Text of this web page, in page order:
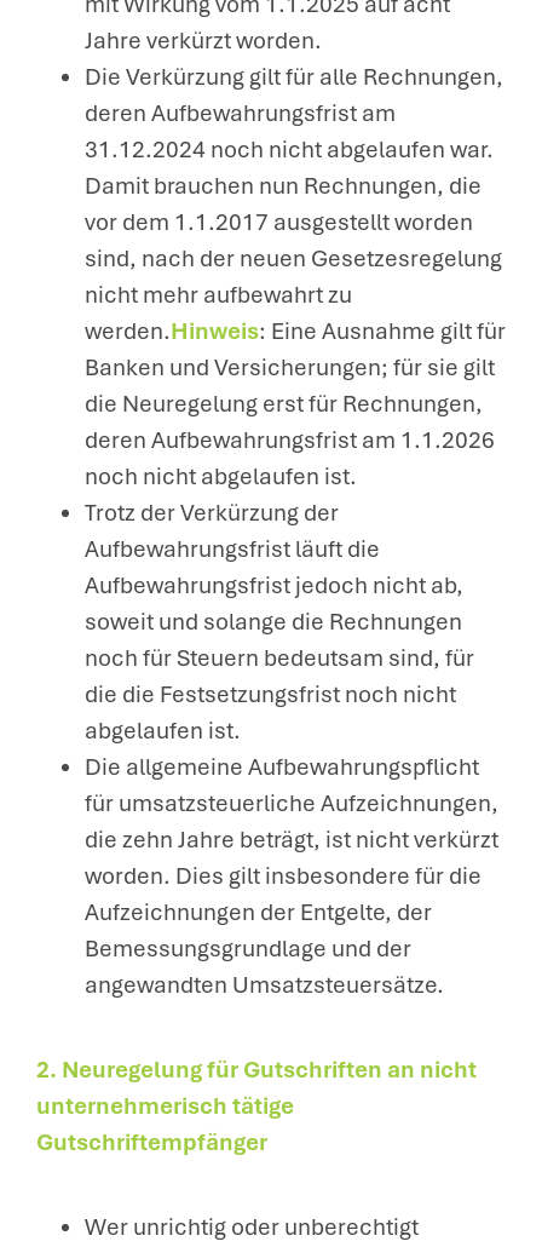
Jahre verkürzt worden.
Die Verkürzung gilt für alle Rechnungen,
deren Aufbewahrungsfrist am
31.12.2024 noch nicht abgelaufen war.
Damit brauchen nun Rechnungen, die
vor dem 1.1.2017 ausgestellt worden
sind, nach der neuen Gesetzesregelung
nicht mehr aufbewahrt zu
werden.Hinweis: Eine Ausnahme gilt für
Banken und Versicherungen; für sie gilt
die Neuregelung erst für Rechnungen,
deren Aufbewahrungsfrist am 1.1.2026
noch nicht abgelaufen ist.
Trotz der Verkürzung der
Aufbewahrungsfrist läuft die
Aufbewahrungsfrist jedoch nicht ab,
soweit und solange die Rechnungen
noch für Steuern bedeutsam sind, für
die die Festsetzungsfrist noch nicht
abgelaufen ist.
Die allgemeine Aufbewahrungspflicht
für umsatzsteuerliche Aufzeichnungen,
die zehn Jahre beträgt, ist nicht verkürzt
worden. Dies gilt insbesondere für die
Aufzeichnungen der Entgelte, der
Bemessungsgrundlage und der
angewandten Umsatzsteuersätze.
2. Neuregelung für Gutschriften an nicht
unternehmerisch tätige
Gutschriftempfänger
Wer unrichtig oder unberechtigt